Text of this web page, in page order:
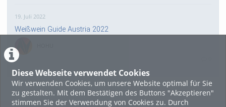
Diese Webseite verwendet Cookies
Wir verwenden Cookies, um unsere Website optimal für Sie
zu gestalten. Mit dem Bestätigen des Buttons "Akzeptieren"
stimmen Sie der Verwendung von Cookies zu. Durch
19. Juli 2022
Weißwein Guide Austria 2022
16. Mai 2022
neuer Test-Newsbeitrag